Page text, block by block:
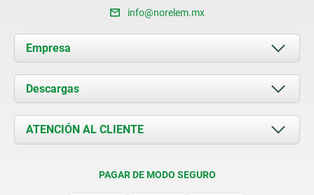
info@norelem.mx
Empresa
Acerca de nosotros
Novedades
Contacto
Descargas
Documents
ATENCIÓN AL CLIENTE
PAGAR DE MODO SEGURO